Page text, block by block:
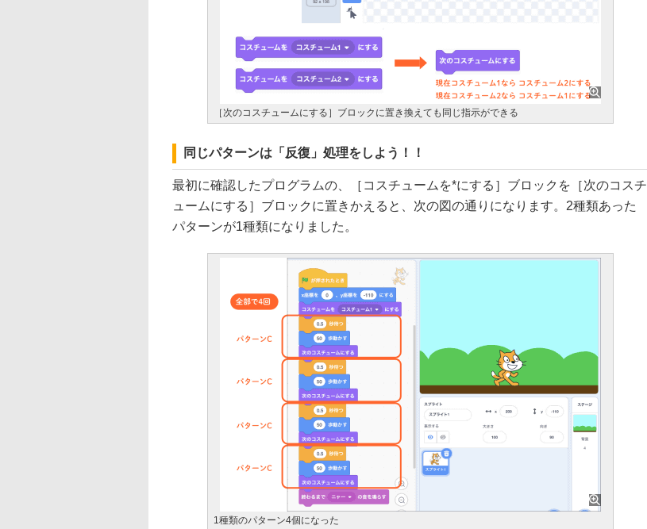
［次のコスチュームにする］ブロックに置き換えても同じ指示ができる
同じパターンは「反復」処理をしよう！！
最初に確認したプログラムの、［コスチュームを*にする］ブロックを［次のコスチ
ュームにする］ブロックに置きかえると、次の図の通りになります。2種類あった
パターンが1種類になりました。
1種類のパターン4個になった